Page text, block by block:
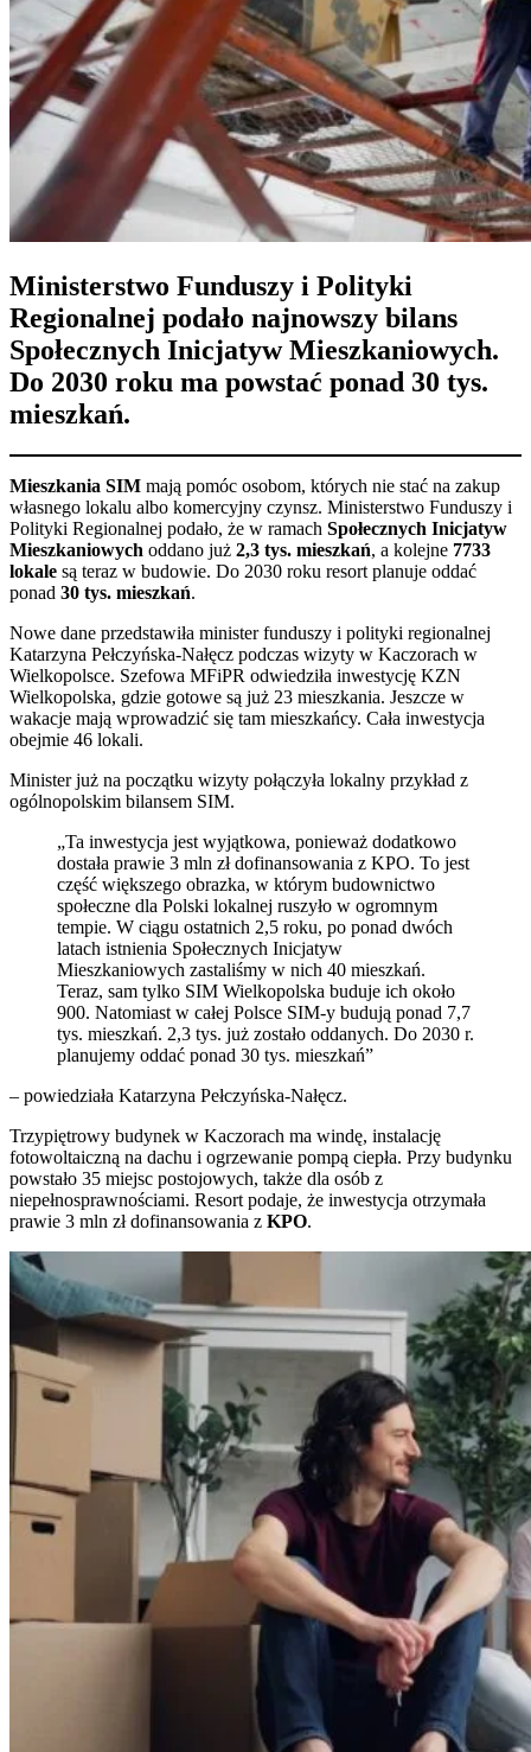
Ministerstwo Funduszy i Polityki
Regionalnej podało najnowszy bilans
Społecznych Inicjatyw Mieszkaniowych.
Do 2030 roku ma powstać ponad 30 tys.
mieszkań.
Mieszkania SIM mają pomóc osobom, których nie stać na zakup
własnego lokalu albo komercyjny czynsz. Ministerstwo Funduszy i
Polityki Regionalnej podało, że w ramach Społecznych Inicjatyw
Mieszkaniowych oddano już 2,3 tys. mieszkań, a kolejne 7733
lokale są teraz w budowie. Do 2030 roku resort planuje oddać
ponad 30 tys. mieszkań.
Nowe dane przedstawiła minister funduszy i polityki regionalnej
Katarzyna Pełczyńska-Nałęcz podczas wizyty w Kaczorach w
Wielkopolsce. Szefowa MFiPR odwiedziła inwestycję KZN
Wielkopolska, gdzie gotowe są już 23 mieszkania. Jeszcze w
wakacje mają wprowadzić się tam mieszkańcy. Cała inwestycja
obejmie 46 lokali.
Minister już na początku wizyty połączyła lokalny przykład z
ogólnopolskim bilansem SIM.
„Ta inwestycja jest wyjątkowa, ponieważ dodatkowo
dostała prawie 3 mln zł dofinansowania z KPO. To jest
część większego obrazka, w którym budownictwo
społeczne dla Polski lokalnej ruszyło w ogromnym
tempie. W ciągu ostatnich 2,5 roku, po ponad dwóch
latach istnienia Społecznych Inicjatyw
Mieszkaniowych zastaliśmy w nich 40 mieszkań.
Teraz, sam tylko SIM Wielkopolska buduje ich około
900. Natomiast w całej Polsce SIM-y budują ponad 7,7
tys. mieszkań. 2,3 tys. już zostało oddanych. Do 2030 r.
planujemy oddać ponad 30 tys. mieszkań”
– powiedziała Katarzyna Pełczyńska-Nałęcz.
Trzypiętrowy budynek w Kaczorach ma windę, instalację
fotowoltaiczną na dachu i ogrzewanie pompą ciepła. Przy budynku
powstało 35 miejsc postojowych, także dla osób z
niepełnosprawnościami. Resort podaje, że inwestycja otrzymała
prawie 3 mln zł dofinansowania z KPO.